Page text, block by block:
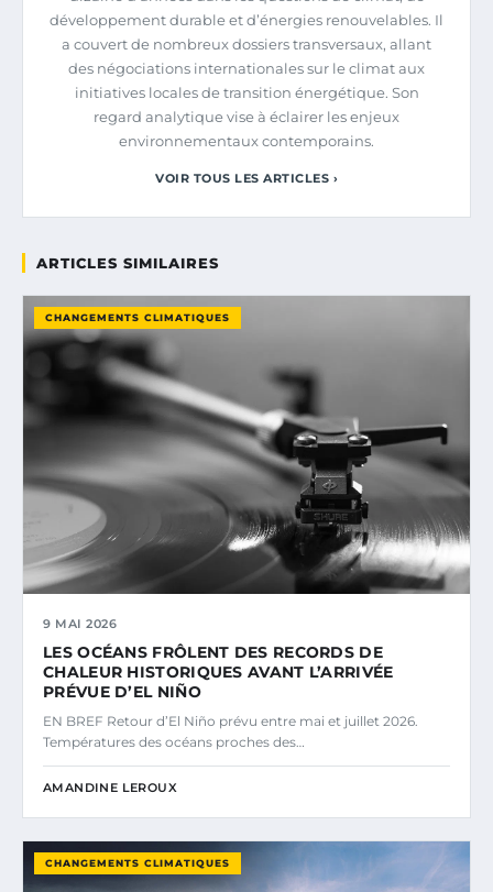
développement durable et d’énergies renouvelables. Il
a couvert de nombreux dossiers transversaux, allant
des négociations internationales sur le climat aux
initiatives locales de transition énergétique. Son
regard analytique vise à éclairer les enjeux
environnementaux contemporains.
VOIR TOUS LES ARTICLES ›
ARTICLES SIMILAIRES
CHANGEMENTS CLIMATIQUES
9 MAI 2026
LES OCÉANS FRÔLENT DES RECORDS DE
CHALEUR HISTORIQUES AVANT L’ARRIVÉE
PRÉVUE D’EL NIÑO
EN BREF Retour d’El Niño prévu entre mai et juillet 2026.
Températures des océans proches des…
AMANDINE LEROUX
CHANGEMENTS CLIMATIQUES